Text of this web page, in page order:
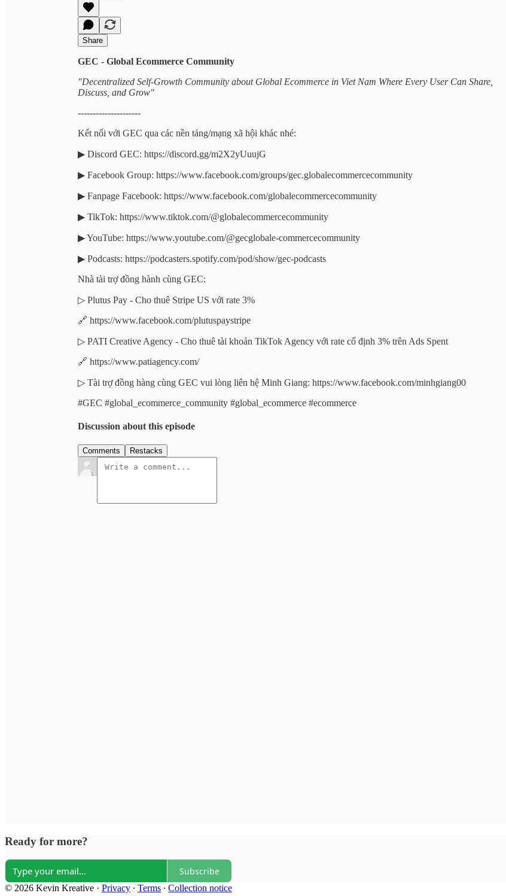
Share
GEC - Global Ecommerce Community
"Decentralized Self-Growth Community about Global Ecommerce in Viet Nam Where Every User Can Share,
Discuss, and Grow"
---------------------
Kết nối với GEC qua các nền tảng/mạng xã hội khác nhé:
▶︎ Discord GEC: https://discord.gg/m2X2yUuujG
▶︎ Facebook Group: https://www.facebook.com/groups/gec.globalecommercecommunity
▶︎ Fanpage Facebook: https://www.facebook.com/globalecommercecommunity
▶︎ TikTok: https://www.tiktok.com/@globalecommercecommunity
▶︎ YouTube: https://www.youtube.com/@gecglobale-commercecommunity
▶︎ Podcasts: https://podcasters.spotify.com/pod/show/gec-podcasts
Nhà tài trợ đồng hành cùng GEC:
▷ Plutus Pay - Cho thuê Stripe US với rate 3%
🔗 https://www.facebook.com/plutuspaystripe
▷ PATI Creative Agency - Cho thuê tài khoản TikTok Agency với rate cố định 3% trên Ads Spent
🔗 https://www.patiagency.com/
▷ Tài trợ đồng hàng cùng GEC vui lòng liên hệ Minh Giang: https://www.facebook.com/minhgiang00
#GEC #global_ecommerce_community #global_ecommerce #ecommerce
Discussion about this episode
Comments Restacks
Ready for more?
Subscribe
© 2026 Kevin Kreative · Privacy ∙ Terms ∙ Collection notice